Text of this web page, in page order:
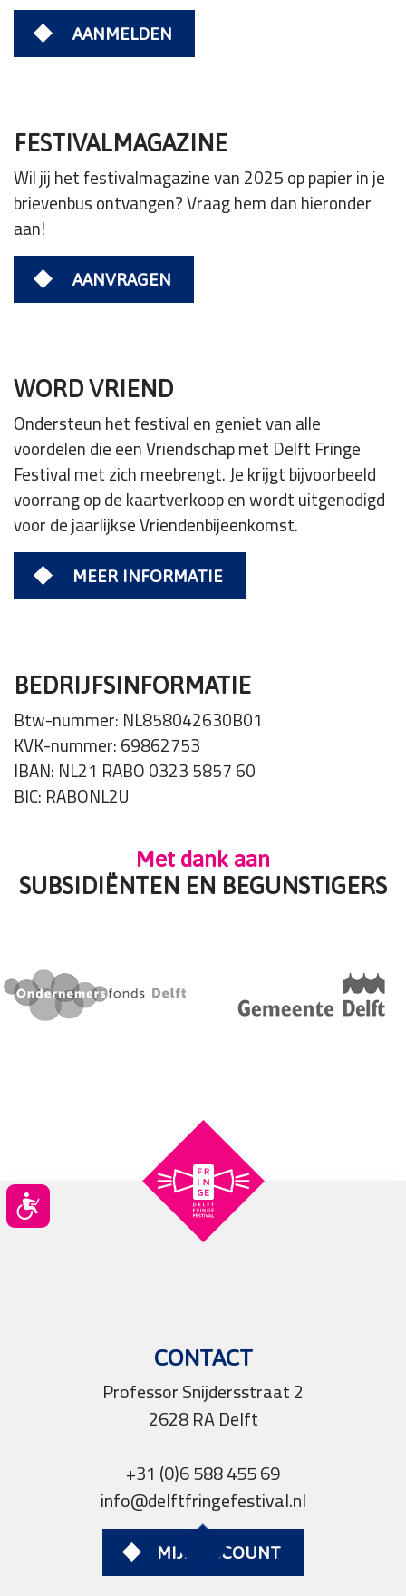
AANMELDEN
FESTIVALMAGAZINE
Wil jij het festivalmagazine van 2025 op papier in je
brievenbus ontvangen? Vraag hem dan hieronder
aan!
AANVRAGEN
WORD VRIEND
Ondersteun het festival en geniet van alle
voordelen die een Vriendschap met Delft Fringe
Festival met zich meebrengt. Je krijgt bijvoorbeeld
voorrang op de kaartverkoop en wordt uitgenodigd
voor de jaarlijkse Vriendenbijeenkomst.
MEER INFORMATIE
BEDRIJFSINFORMATIE
Btw-nummer: NL858042630B01
KVK-nummer: 69862753
IBAN: NL21 RABO 0323 5857 60
BIC: RABONL2U
Met dank aan
SUBSIDIËNTEN EN BEGUNSTIGERS
CONTACT
Professor Snijdersstraat 2
2628 RA Delft
+31 (0)6 588 455 69
info@delftfringefestival.nl
MIJN ACCOUNT